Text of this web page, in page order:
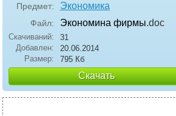
Предмет: Экономика
Файл: Экономина фирмы.doc
Скачиваний:
31
Добавлен:
20.06.2014
Размер:
795 Кб
Скачать